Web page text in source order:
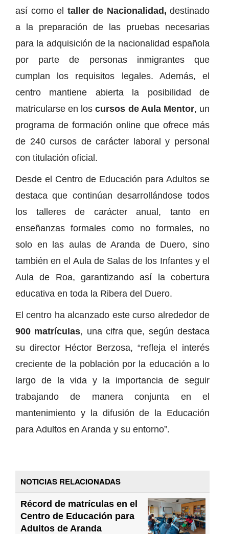
así como el taller de Nacionalidad, destinado
a la preparación de las pruebas necesarias
para la adquisición de la nacionalidad española
por parte de personas inmigrantes que
cumplan los requisitos legales. Además, el
centro mantiene abierta la posibilidad de
matricularse en loscursos de Aula Mentor, un
programa de formación online que ofrece más
de 240 cursos de carácter laboral y personal
con titulación oficial.
Desde el Centro de Educación para Adultos se
destaca que continúan desarrollándose todos
los talleres de carácter anual, tanto en
enseñanzas formales como no formales, no
solo en las aulas de Aranda de Duero, sino
también en el Aula de Salas de los Infantes y el
Aula de Roa, garantizando así la cobertura
educativa en toda la Ribera del Duero.
El centro ha alcanzado este curso alrededor de
900 matrículas, una cifra que, según destaca
su director Héctor Berzosa, “refleja el interés
creciente de la población por la educación a lo
largo de la vida y la importancia de seguir
trabajando de manera conjunta en el
mantenimiento y la difusión de la Educación
para Adultos en Aranda y su entorno”.
NOTICIAS RELACIONADAS
Récord de matrículas en el
Centro de Educación para
Adultos de Aranda